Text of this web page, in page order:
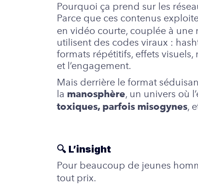
Pourquoi ça prend sur les
Parce que ces contenus
en vidéo courte, couplée à
utilisent des codes viraux :
formats répétitifs, effets
et l’engagement.
Mais derrière le format
la manosphère, un univers où
toxiques, parfois misogynes,
🔍 L’insight
Pour beaucoup de jeunes
tout prix.